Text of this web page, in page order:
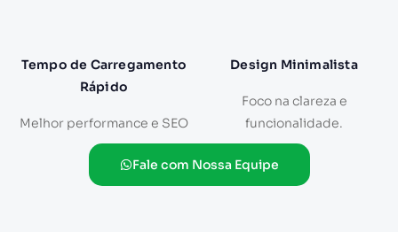
Tempo de Carregamento
Rápido
Melhor performance e SEO
Design Minimalista
Foco na clareza e
funcionalidade.
Fale com Nossa Equipe